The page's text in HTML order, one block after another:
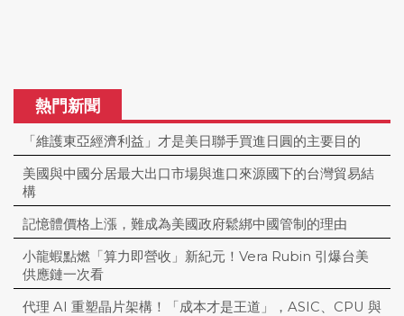
熱門新聞
「維護東亞經濟利益」才是美日聯手買進日圓的主要目的
美國與中國分居最大出口市場與進口來源國下的台灣貿易結
構
記憶體價格上漲，難成為美國政府鬆綁中國管制的理由
小龍蝦點燃「算力即營收」新紀元！Vera Rubin 引爆台美
供應鏈一次看
代理 AI 重塑晶片架構！「成本才是王道」，ASIC、CPU 與